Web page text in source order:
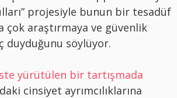
projesiyle bunun bir tesadüf
çok araştırmaya ve güvenlik
duyduğunu söylüyor.
yürütülen bir tartışmada
cinsiyet ayrımcılıklarına